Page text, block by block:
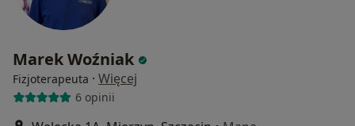
Marek Woźniak
Fizjoterapeuta · Więcej
6 opinii